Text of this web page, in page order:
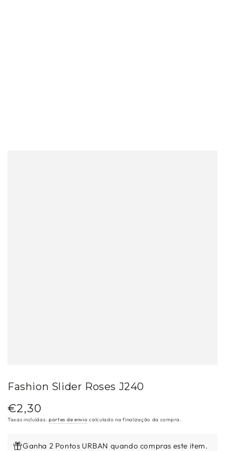
Fashion Slider Roses J240
Preço
regular
€2,30
Taxas incluídas. portes de envio calculado na finalização da compra.
Ganha 2 Pontos URBAN quando compras este item.